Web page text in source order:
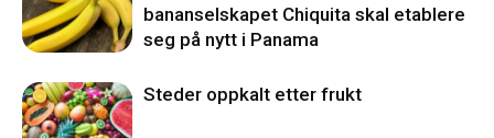
bananselskapet Chiquita skal etablere
seg på nytt i Panama
Steder oppkalt etter frukt